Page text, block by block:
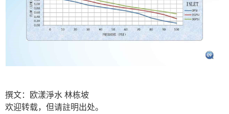
撰文：欧漾淨水 林栋坡
欢迎转载，但请註明出处。